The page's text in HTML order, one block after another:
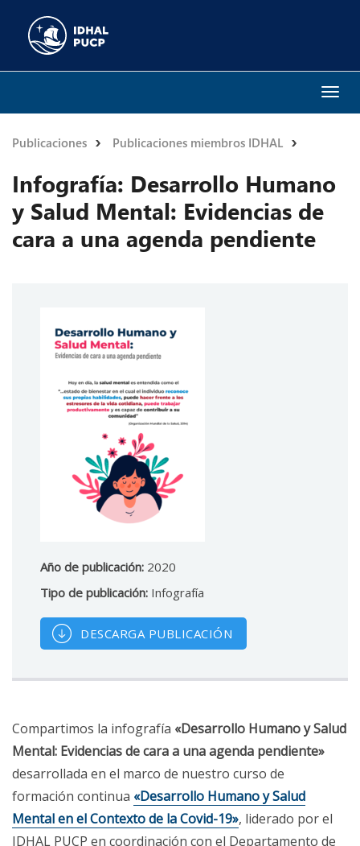
Publicaciones Publicaciones miembros IDHAL
Infografía: Desarrollo Humano
y Salud Mental: Evidencias de
cara a una agenda pendiente
Año de publicación: 2020
Tipo de publicación: Infografía
DESCARGA PUBLICACIÓN
Compartimos la infografía «Desarrollo Humano y Salud
Mental: Evidencias de cara a una agenda pendiente»
desarrollada en el marco de nuestro curso de
formación continua «Desarrollo Humano y Salud
Mental en el Contexto de la Covid-19», liderado por el
IDHAL PUCP en coordinación con el Departamento de